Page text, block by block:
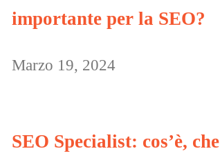
importante per la SEO?
Marzo 19, 2024
SEO Specialist: cos’è, che